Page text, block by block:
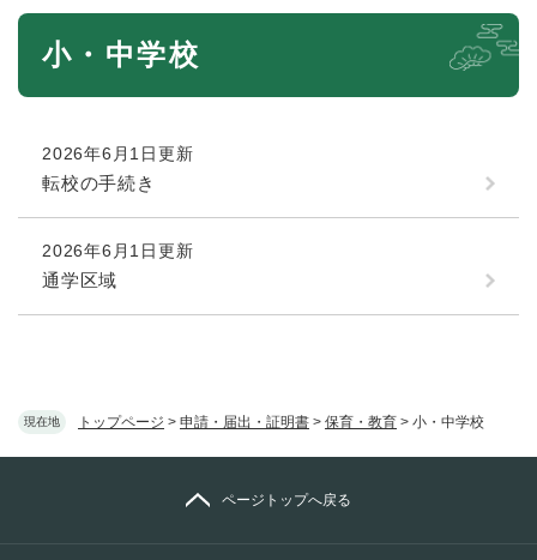
現在地 トップページ > 申請・届出・証明書 > 保育・教育 > 小・中学校
本
小・中学校
2026年6月1日更新
転校の手続き
2026年6月1日更新
通学区域
ページトップへ戻る